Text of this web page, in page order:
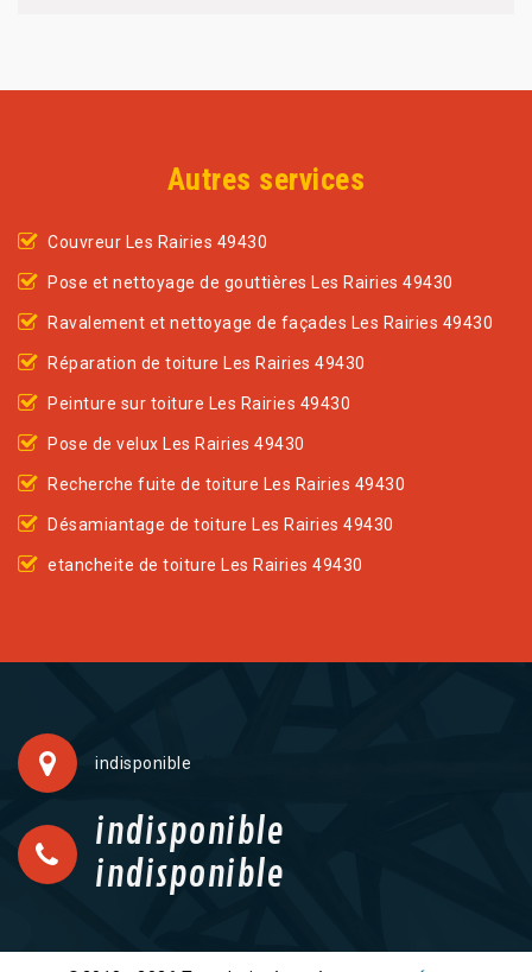
Autres services
Couvreur Les Rairies 49430
Pose et nettoyage de gouttières Les Rairies 49430
Ravalement et nettoyage de façades Les Rairies 49430
Réparation de toiture Les Rairies 49430
Peinture sur toiture Les Rairies 49430
Pose de velux Les Rairies 49430
Recherche fuite de toiture Les Rairies 49430
Désamiantage de toiture Les Rairies 49430
etancheite de toiture Les Rairies 49430
indisponible
indisponible
indisponible